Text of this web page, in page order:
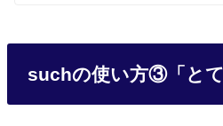
suchの使い方③「とて